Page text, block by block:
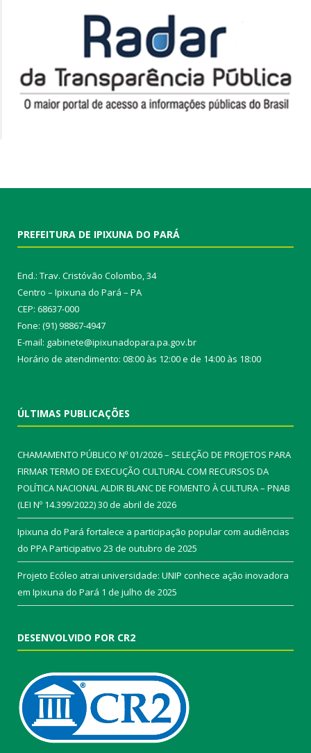
PREFEITURA DE IPIXUNA DO PARÁ
End.: Trav. Cristóvão Colombo, 34
Centro – Ipixuna do Pará – PA
CEP: 68637-000
Fone: (91) 98867-4947
E-mail: gabinete@ipixunadopara.pa.gov.br
Horário de atendimento: 08:00 às 12:00 e de 14:00 às 18:00
ÚLTIMAS PUBLICAÇÕES
CHAMAMENTO PÚBLICO Nº 01/2026 – SELEÇÃO DE PROJETOS PARA
FIRMAR TERMO DE EXECUÇÃO CULTURAL COM RECURSOS DA
POLÍTICA NACIONAL ALDIR BLANC DE FOMENTO À CULTURA – PNAB
(LEI Nº 14.399/2022)30 de abril de 2026
Ipixuna do Pará fortalece a participação popular com audiências
do PPA Participativo 23 de outubro de 2025
Projeto Ecóleo atrai universidade: UNIP conhece ação inovadora
em Ipixuna do Pará 1 de julho de 2025
DESENVOLVIDO POR CR2